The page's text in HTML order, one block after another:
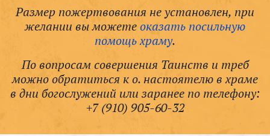
Размер пожертвования не установлен, при
желании вы можетеоказать посильную
помощь храму.
По вопросам совершения Таинств и треб
можно обратиться к о. настоятелю в храме
в дни богослужений или заранее по телефону:
+7 (910) 905-60-32